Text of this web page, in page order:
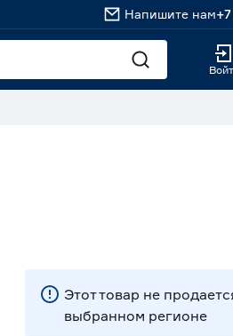
Напишите нам
Этот товар не
выбранном регионе